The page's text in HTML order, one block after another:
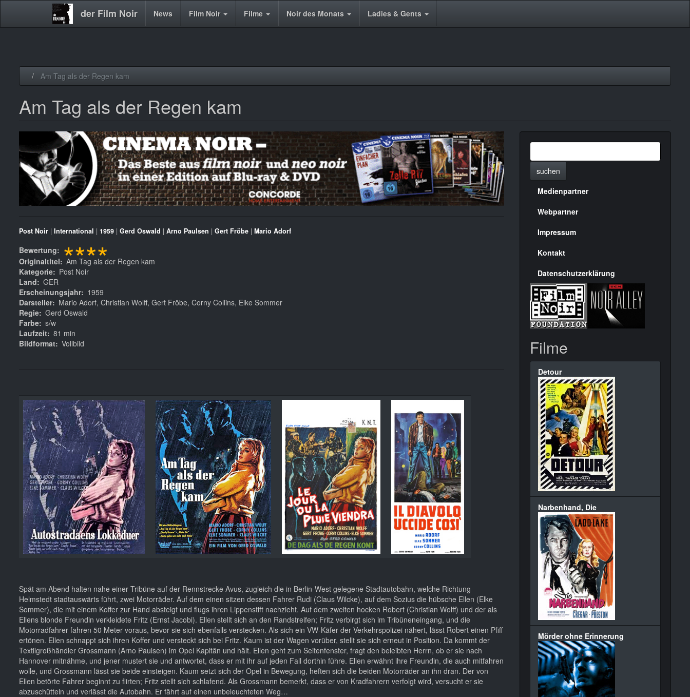
der Film Noir
Main News Film Noir Filme Noir des Monats Ladies & Gents
Am Tag als der Regen kam
Am Tag als der Regen kam
Post Noir | International | 1959 | Gerd Oswald | Arno Paulsen | Gert Fröbe | Mario Adorf
Bewertung ****
Originaltitel
Am Tag als der Regen kam
Kategorie
Post Noir
Land
GER
Erscheinungsjahr
1959
Darsteller
Mario Adorf, Christian Wolff, Gert Fröbe, Corny Collins, Elke Sommer
Regie Gerd Oswald
Farbe s/w
Laufzeit 81 min
Bildformat Vollbild
Spät am Abend halten nahe einer Tribüne auf der Rennstrecke Avus, zugleich die in Berlin-West gelegene Stadtautobahn, welche Richtung
Helmstedt stadtauswärts führt, zwei Motorräder. Auf dem einen sitzen dessen Fahrer Rudi (Claus Wilcke), auf dem Sozius die hübsche Ellen (Elke
Sommer), die mit einem Koffer zur Hand absteigt und flugs ihren Lippenstift nachzieht. Auf dem zweiten hocken Robert (Christian Wolff) und der als
Ellens blonde Freundin verkleidete Fritz (Ernst Jacobi). Ellen stellt sich an den Randstreifen; Fritz verbirgt sich im Tribüneneingang, und die
Motorradfahrer fahren 50 Meter voraus, bevor sie sich ebenfalls verstecken. Als sich ein VW-Käfer der Verkehrspolizei nähert, lässt Robert einen Pfiff
ertönen. Ellen schnappt sich ihren Koffer und versteckt sich bei Fritz. Kaum ist der Wagen vorüber, stellt sie sich erneut in Position. Da kommt der
Textilgroßhändler Grossmann (Arno Paulsen) im Opel Kapitän und hält. Ellen geht zum Seitenfenster, fragt den beleibten Herrn, ob er sie nach
Hannover mitnähme, und jener mustert sie und antwortet, dass er mit ihr auf jeden Fall dorthin führe. Ellen erwähnt ihre Freundin, die auch mitfahren
wolle, und Grossmann lässt sie beide einsteigen. Kaum setzt sich der Opel in Bewegung, heften sich die beiden Motorräder an ihn dran. Der von
Ellen betörte Fahrer beginnt zu flirten; Fritz stellt sich schlafend. Als Grossmann bemerkt, dass er von Kradfahrern verfolgt wird, versucht er sie
abzuschütteln und verlässt die Autobahn. Er fährt auf einen unbeleuchteten Weg…
suchen
Menülinks
rechte
Seite
Medienpartner
Webpartner
Impressum
Kontakt
Datenschutzerklärung
Filme
Detour
Narbenhand, Die
Mörder ohne Erinnerung